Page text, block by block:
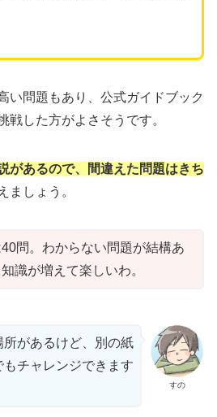
い問題もあり、公式ガイドブック
戦した方がよさそうです。
があるので、間違えた問題はきち
ましょう。
問。わからない問題が結構あ
識が増えて楽しいわ。
すの
があるけど、別の紙
チャレンジできます